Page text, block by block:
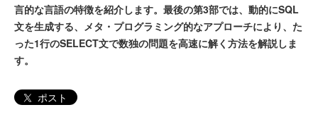
言的な言語の特徴を紹介します。最後の第3部では、動的にSQL
文を生成する、メタ・プログラミング的なアプローチにより、た
った1行のSELECT文で数独の問題を高速に解く方法を解説しま
す。
ポスト